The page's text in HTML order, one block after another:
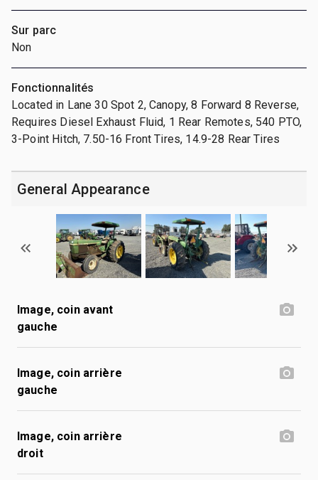
Sur parc
Non
Fonctionnalités
Located in Lane 30 Spot 2, Canopy, 8 Forward 8 Reverse,
Requires Diesel Exhaust Fluid, 1 Rear Remotes, 540 PTO,
3-Point Hitch, 7.50-16 Front Tires, 14.9-28 Rear Tires
General Appearance
Image, coin avant
gauche
Image, coin arrière
gauche
Image, coin arrière
droit